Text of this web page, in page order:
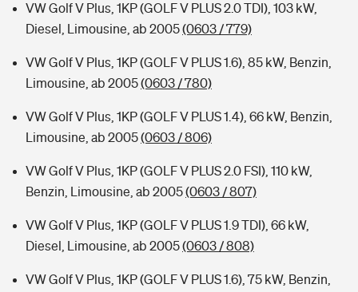
VW Golf V Plus, 1KP (GOLF V PLUS 2.0 TDI), 103 kW,
Diesel, Limousine, ab 2005(0603 / 779)
VW Golf V Plus, 1KP (GOLF V PLUS 1.6), 85 kW, Benzin,
Limousine, ab 2005(0603 / 780)
VW Golf V Plus, 1KP (GOLF V PLUS 1.4), 66 kW, Benzin,
Limousine, ab 2005(0603 / 806)
VW Golf V Plus, 1KP (GOLF V PLUS 2.0 FSI), 110 kW,
Benzin, Limousine, ab 2005(0603 / 807)
VW Golf V Plus, 1KP (GOLF V PLUS 1.9 TDI), 66 kW,
Diesel, Limousine, ab 2005(0603 / 808)
VW Golf V Plus, 1KP (GOLF V PLUS 1.6), 75 kW, Benzin,